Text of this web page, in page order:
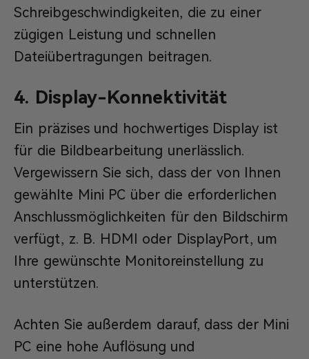
Schreibgeschwindigkeiten, die zu einer
zügigen Leistung und schnellen
Dateiübertragungen beitragen.
4. Display-Konnektivität
Ein präzises und hochwertiges Display ist
für die Bildbearbeitung unerlässlich.
Vergewissern Sie sich, dass der von Ihnen
gewählte Mini PC über die erforderlichen
Anschlussmöglichkeiten für den Bildschirm
verfügt, z. B. HDMI oder DisplayPort, um
Ihre gewünschte Monitoreinstellung zu
unterstützen.
Achten Sie außerdem darauf, dass der Mini
PC eine hohe Auflösung und